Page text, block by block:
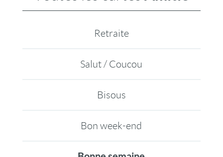
Retraite
Salut / Coucou
Bisous
Bon week-end